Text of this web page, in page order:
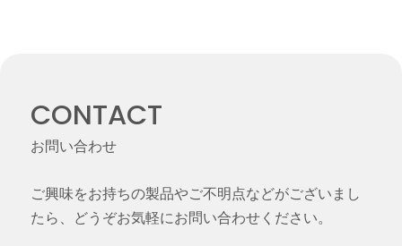
CONTACT
お問い合わせ
ご興味をお持ちの製品やご不明点などがございまし
たら、どうぞお気軽にお問い合わせください。